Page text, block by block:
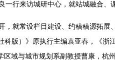
行来访城研中心，就站城融合、
就常设栏目建设、约稿稿源拓
版）》原执行主编袁亚春，《浙
区域与城市规划系副教授曹康，